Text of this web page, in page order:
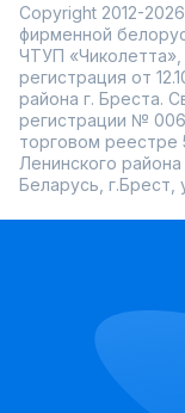
Copyright 2012-
фирменной
ЧТУП «Чиколетта»,
регистрация от
района г. Бреста.
регистрации №
торговом реестре
Ленинского
Беларусь, г.Брест,